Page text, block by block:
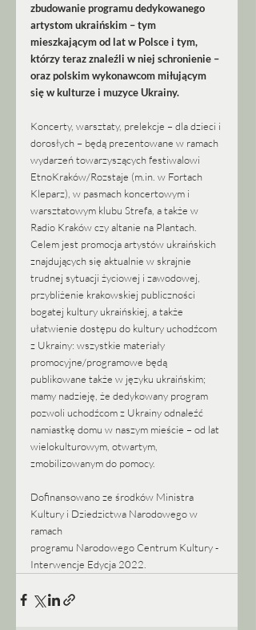
zbudowanie programu dedykowanego
artystom ukraińskim – tym
mieszkającym od lat w Polsce i tym,
którzy teraz znaleźli w niej schronienie –
oraz polskim wykonawcom miłującym
się w kulturze i muzyce Ukrainy.
Koncerty, warsztaty, prelekcje – dla dzieci i
dorosłych – będą prezentowane w ramach
wydarzeń towarzyszących festiwalowi
EtnoKraków/Rozstaje (m.in. w Fortach
Kleparz), w pasmach koncertowym i
warsztatowym klubu Strefa, a także w
Radio Kraków czy altanie na Plantach.
Celem jest promocja artystów ukraińskich
znajdujących się aktualnie w skrajnie
trudnej sytuacji życiowej i zawodowej,
przybliżenie krakowskiej publiczności
bogatej kultury ukraińskiej, a także
ułatwienie dostępu do kultury uchodźcom
z Ukrainy: wszystkie materiały
promocyjne/programowe będą
publikowane także w języku ukraińskim;
mamy nadzieję, że dedykowany program
pozwoli uchodźcom z Ukrainy odnaleźć
namiastkę domu w naszym mieście – od lat
wielokulturowym, otwartym,
zmobilizowanym do pomocy.
Dofinansowano ze środków Ministra
Kultury i Dziedzictwa Narodowego w
ramach
programu Narodowego Centrum Kultury -
Interwencje Edycja 2022.